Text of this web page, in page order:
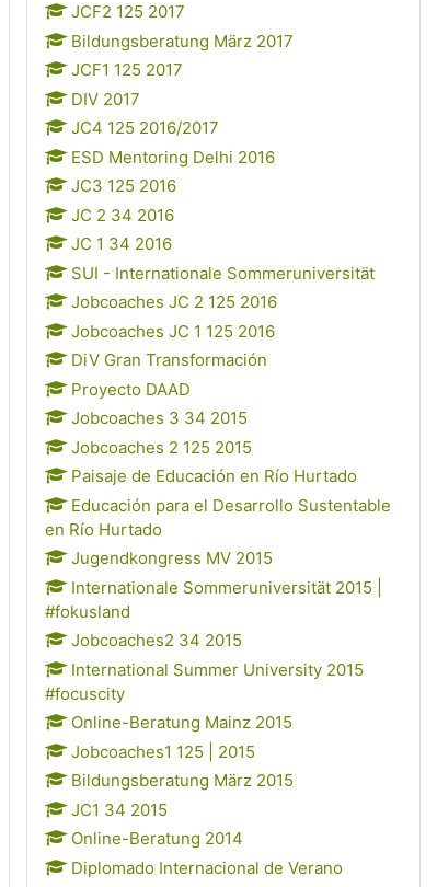
JCF2 125 2017
Bildungsberatung März 2017
JCF1 125 2017
DIV 2017
JC4 125 2016/2017
ESD Mentoring Delhi 2016
JC3 125 2016
JC 2 34 2016
JC 1 34 2016
SUI - Internationale Sommeruniversität
Jobcoaches JC 2 125 2016
Jobcoaches JC 1 125 2016
DiV Gran Transformación
Proyecto DAAD
Jobcoaches 3 34 2015
Jobcoaches 2 125 2015
Paisaje de Educación en Río Hurtado
Educación para el Desarrollo Sustentable
en Río Hurtado
Jugendkongress MV 2015
Internationale Sommeruniversität 2015 |
#fokusland
Jobcoaches2 34 2015
International Summer University 2015
#focuscity
Online-Beratung Mainz 2015
Jobcoaches1 125 | 2015
Bildungsberatung März 2015
JC1 34 2015
Online-Beratung 2014
Diplomado Internacional de Verano